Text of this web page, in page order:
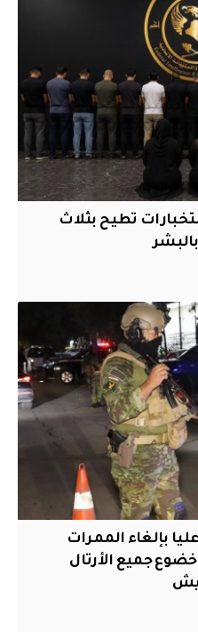
تطيح بثلاث
بإلغاء الممرات
جميع الأرتال